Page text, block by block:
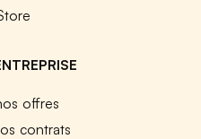
offres
contrats